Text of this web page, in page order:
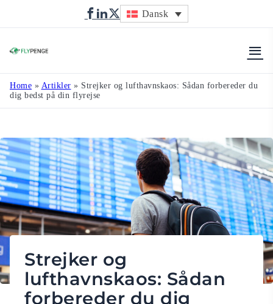
Dansk
Home » Artikler » Strejker og lufthavnskaos: Sådan forbereder du
dig bedst på din flyrejse
Strejker og
lufthavnskaos: Sådan
forbereder du dig